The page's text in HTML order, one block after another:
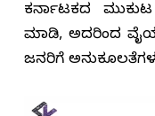
ಕರ್ನಾಟಕದ
ಮಾಡಿ, ಅದರಿಂದ
ಜನರಿಗೆ